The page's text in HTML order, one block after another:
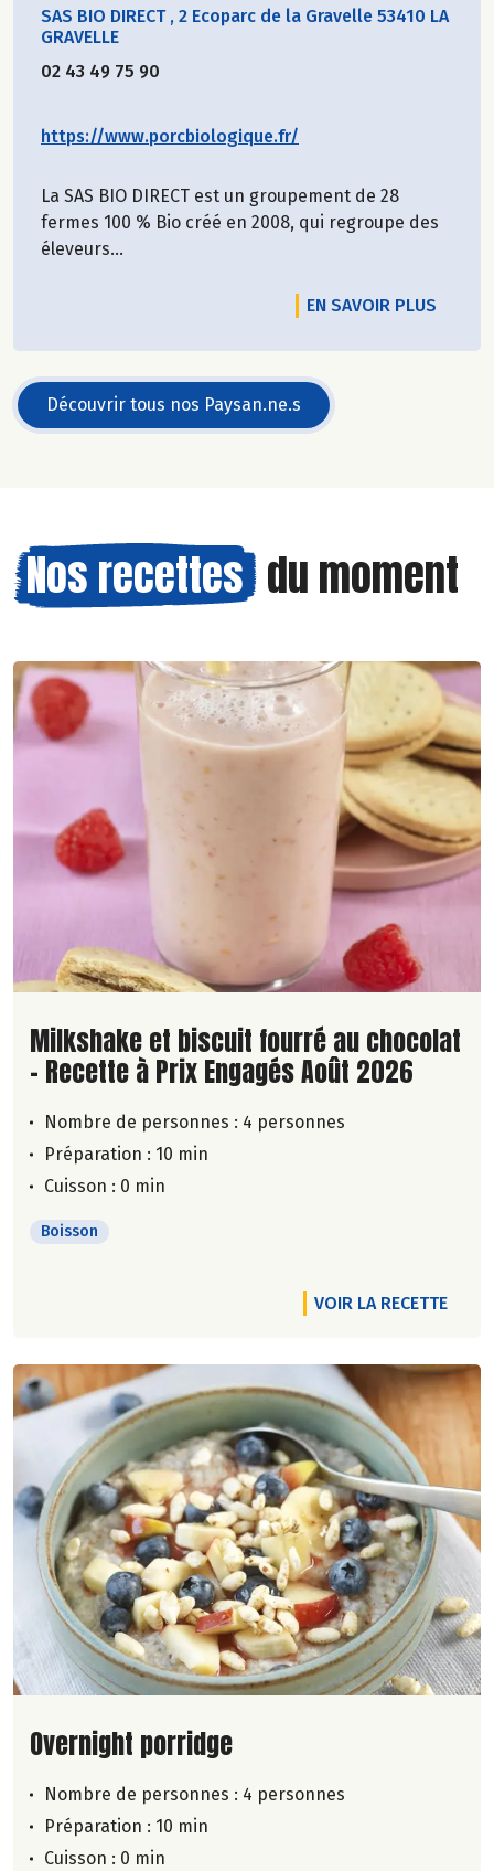
SAS BIO DIRECT , 2 Ecoparc de la Gravelle 53410 LA
GRAVELLE
02 43 49 75 90
https://www.porcbiologique.fr/
La SAS BIO DIRECT est un groupement de 28
fermes 100 % Bio créé en 2008, qui regroupe des
éleveurs...
EN SAVOIR PLUS
Découvrir tous nos Paysan.ne.s
Nos recettes du moment
Lire la suite de la recette
Milkshake et biscuit fourré au chocolat
- Recette à Prix Engagés Août 2026
Nombre de personnes : 4 personnes
Préparation : 10 min
Cuisson : 0 min
Boisson
VOIR LA RECETTE
Lire la suite de la recette
Overnight porridge
Nombre de personnes : 4 personnes
Préparation : 10 min
Cuisson : 0 min